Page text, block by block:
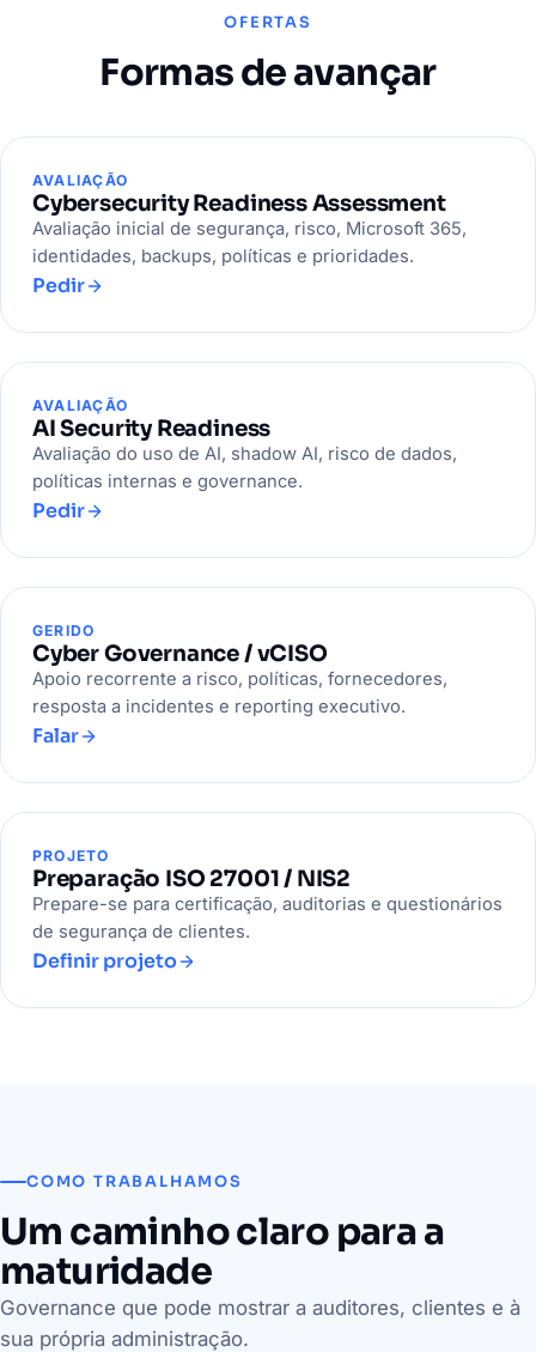
OFERTAS
Formas de avançar
AVALIAÇÃO
Cybersecurity Readiness Assessment
Avaliação inicial de segurança, risco, Microsoft 365,
identidades, backups, políticas e prioridades.
Pedir
AVALIAÇÃO
AI Security Readiness
Avaliação do uso de AI, shadow AI, risco de dados,
políticas internas e governance.
Pedir
GERIDO
Cyber Governance / vCISO
Apoio recorrente a risco, políticas, fornecedores,
resposta a incidentes e reporting executivo.
Falar
PROJETO
Preparação ISO 27001 / NIS2
Prepare-se para certificação, auditorias e questionários
de segurança de clientes.
Definir projeto
COMO TRABALHAMOS
Um caminho claro para a
maturidade
Governance que pode mostrar a auditores, clientes e à
sua própria administração.